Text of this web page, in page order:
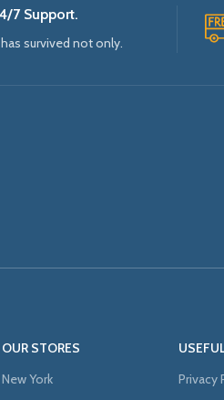
7 Support.
survived not only.
OUR STORES
New York
Privacy